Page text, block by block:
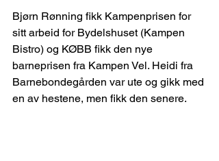
Bjørn Rønning fikk Kampenprisen for
sitt arbeid for Bydelshuset (Kampen
Bistro) og KØBB fikk den nye
barneprisen fra Kampen Vel. Heidi fra
Barnebondegården var ute og gikk med
en av hestene, men fikk den senere.